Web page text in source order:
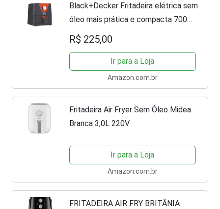
Black+Decker Fritadeira elétrica sem
óleo mais prática e compacta 700W
127V AFM2, AFM2-BR
R$ 225,00
Ir para a Loja
Amazon.com.br
Fritadeira Air Fryer Sem Óleo Midea
Branca 3,0L 220V
Ir para a Loja
Amazon.com.br
FRITADEIRA AIR FRY BRITÂNIA